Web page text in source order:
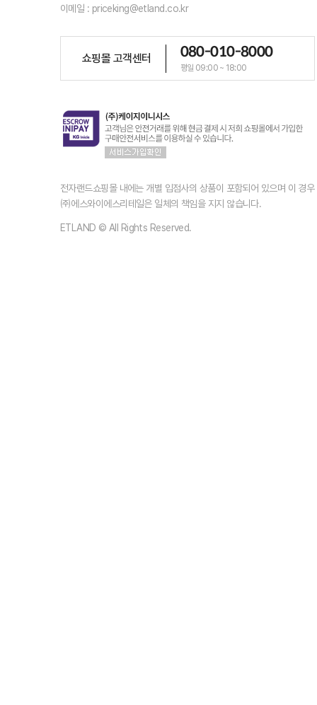
이메일 : priceking@etland.co.kr
쇼핑몰 고객센터 080-010-8000
평일 09:00 ~ 18:00
전자랜드쇼핑몰 내에는 개별 입점사의 상품이 포함되어 있으며 이 경
㈜에스와이에스리테일은 일체의 책임을 지지 않습니다.
ETLAND © All Rights Reserved.